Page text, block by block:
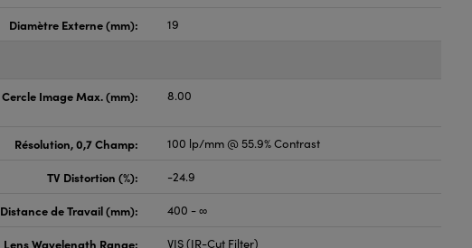
Diamètre Externe (mm): 19
Cercle Image Max. (mm): 8.00
Résolution, 0,7 Champ: 100 lp/mm @ 55.9% Contrast
TV Distortion (%): -24.9
Distance de Travail (mm): 400 - ∞
Lens Wavelength Range: VIS (IR-Cut Filter)